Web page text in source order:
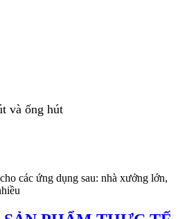
và ống hút
các ứng dụng sau: nhà xưởng lớn,